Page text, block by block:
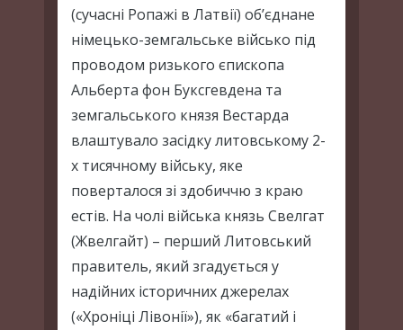
(сучасні Ропажі в Латвії) об’єднане
німецько-земгальське військо під
проводом ризького єпископа
Альберта фон Буксгевдена та
земгальського князя Вестарда
влаштувало засідку литовському 2-
х тисячному війську, яке
поверталося зі здобиччю з краю
естів. На чолі війська князь Свелгат
(Жвелгайт) – перший Литовський
правитель, який згадується у
надійних історичних джерелах
(«Хроніці Лівонії»), як «багатий і